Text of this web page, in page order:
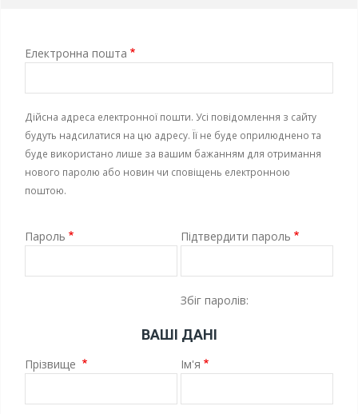
Електронна пошта
Дійсна адреса електронної пошти. Усі повідомлення з сайту
будуть надсилатися на цю адресу. Її не буде оприлюднено та
буде використано лише за вашим бажанням для отримання
нового паролю або новин чи сповіщень електронною
поштою.
Пароль Підтвердити пароль
Збіг паролів:
ВАШІ ДАНІ
Прізвище Ім'я